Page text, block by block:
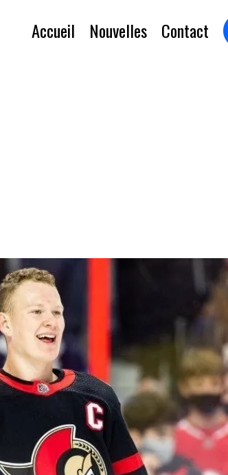
Accueil Nouvelles Contact